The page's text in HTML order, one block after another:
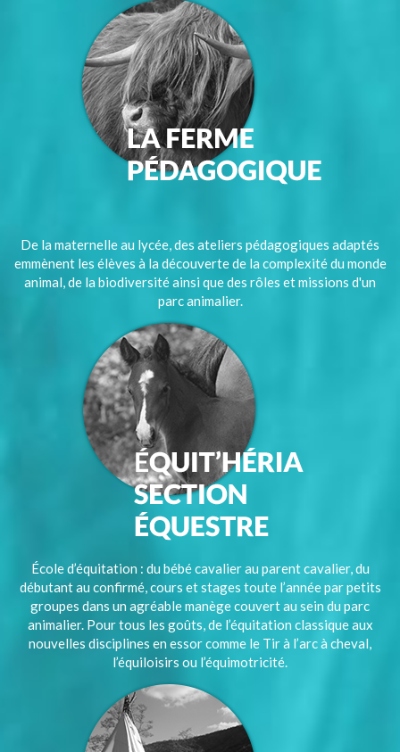
De la maternelle au lycée, des ateliers pédagogiques adaptés
emmènent les élèves à la découverte de la complexité du monde
animal, de la biodiversité ainsi que des rôles et missions d'un
parc animalier.
École d’équitation : du bébé cavalier au parent cavalier, du
débutant au confirmé, cours et stages toute l’année par petits
groupes dans un agréable manège couvert au sein du parc
animalier. Pour tous les goûts, de l’équitation classique aux
nouvelles disciplines en essor comme le Tir à l’arc à cheval,
l’équiloisirs ou l’équimotricité.